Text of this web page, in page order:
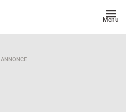
Menu
ANNONCE